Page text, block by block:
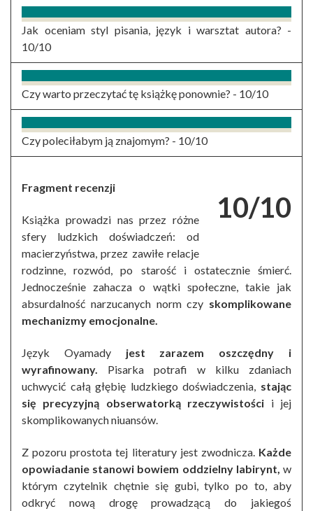
Jak oceniam styl pisania, język i warsztat autora? -
10/10
Czy warto przeczytać tę książkę ponownie? - 10/10
Czy poleciłabym ją znajomym? - 10/10
10/10
Fragment recenzji
Książka prowadzi nas przez różne
sfery ludzkich doświadczeń: od
macierzyństwa, przez zawiłe relacje
rodzinne, rozwód, po starość i ostatecznie śmierć.
Jednocześnie zahacza o wątki społeczne, takie jak
absurdalność narzucanych norm czy skomplikowane
mechanizmy emocjonalne.
Język Oyamady jest zarazem oszczędny i
wyrafinowany.
Pisarka potrafi w kilku zdaniach
uchwycić całą głębię ludzkiego doświadczenia, stając
się precyzyjną obserwatorką rzeczywistości i jej
skomplikowanych niuansów.
Z pozoru prostota tej literatury jest zwodnicza. Każde
opowiadanie stanowi bowiem oddzielny labirynt, w
którym czytelnik chętnie się gubi, tylko po to, aby
odkryć nową drogę prowadzącą do jakiegoś